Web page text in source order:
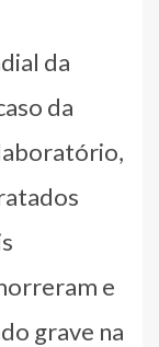
da
da
e
grave na